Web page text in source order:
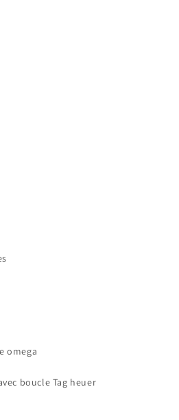
omega
boucle Tag heuer